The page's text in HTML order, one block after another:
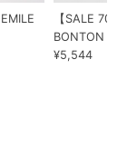
【SALE
BONTON
¥5,544